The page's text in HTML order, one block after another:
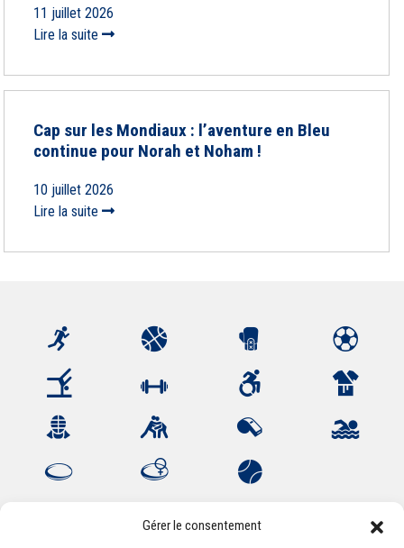
Gérer le consentement
11 juillet 2026
Lire la suite
Cap sur les Mondiaux : l’aventure en Bleu
continue pour Norah et Noham !
10 juillet 2026
Lire la suite